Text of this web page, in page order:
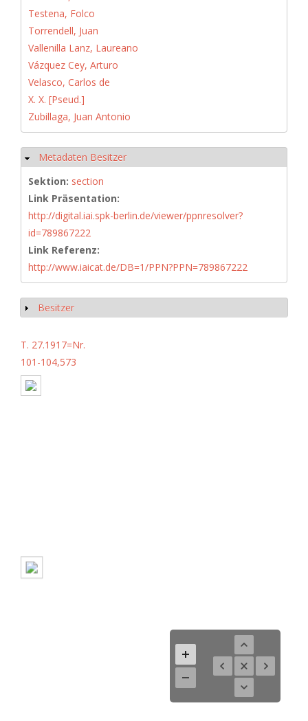
Testena, Folco
Torrendell, Juan
Vallenilla Lanz, Laureano
Vázquez Cey, Arturo
Velasco, Carlos de
X. X. [Pseud.]
Zubillaga, Juan Antonio
Hide
Metadaten Besitzer
Sektion: section
Link Präsentation:
http://digital.iai.spk-berlin.de/viewer/ppnresolver?
id=789867222
Link Referenz:
http://www.iaicat.de/DB=1/PPN?PPN=789867222
Show
Besitzer
T. 27.1917=Nr.
101-104,573